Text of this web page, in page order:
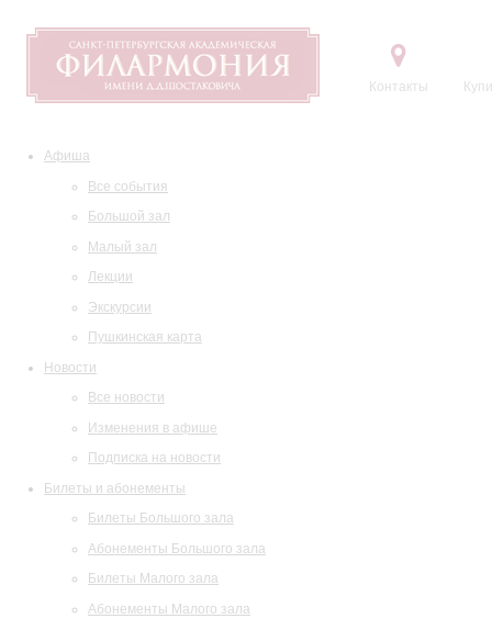
Контакты
Афиша
Все события
Большой зал
Малый зал
Лекции
Экскурсии
Пушкинская карта
Новости
Все новости
Изменения в афише
Подписка на новости
Билеты и абонементы
Билеты Большого зала
Абонементы Большого зала
Билеты Малого зала
Абонементы Малого зала